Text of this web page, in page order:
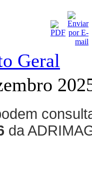
Geral
da